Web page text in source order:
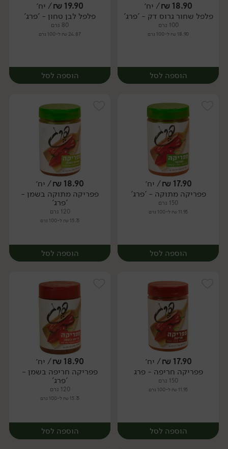
יח׳ יח׳
18.90
₪/ יח׳
פלפל שחור גרוס דק - 'פרג'
100 גרם
18.90 ₪ ל-100 גרם
הוספה לסל
יח׳
19.90
₪/ יח׳
פלפל לבן טחון - 'פרג'
80 גרם
24.87 ₪ ל-100 גרם
הוספה לסל
יח׳
17.90
₪/ יח׳
פפריקה מתוקה - 'פרג'
150 גרם
11.93 ₪ ל-100 גרם
הוספה לסל
יח׳
18.90
₪/ יח׳
פפריקה מתוקה בשמן -
'פרג'
120 גרם
15.75 ₪ ל-100 גרם
הוספה לסל
יח׳
17.90
₪/ יח׳
פפריקה חריפה - פרג
150 גרם
11.93 ₪ ל-100 גרם
הוספה לסל
18.90
₪/ יח׳
פפריקה חריפה בשמן -
'פרג'
120 גרם
15.75 ₪ ל-100 גרם
הוספה לסל